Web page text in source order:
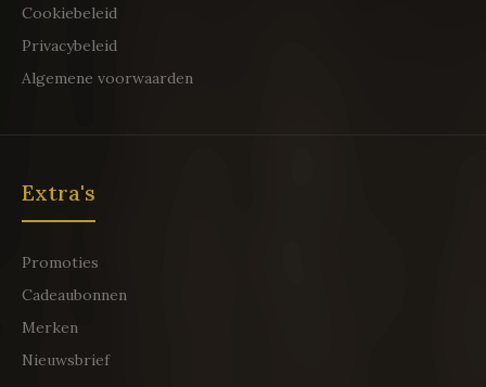
Cookiebeleid
Privacybeleid
Algemene voorwaarden
Extra's
Promoties
Cadeaubonnen
Merken
Nieuwsbrief